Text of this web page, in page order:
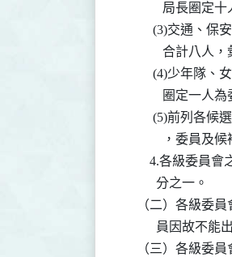
局長圈定
(3)交通
合計八
(4)少年
圈定一人
(5)前列
，委員
4.各級委
          分之一。
（二）各級委
員因故
（三）各級委